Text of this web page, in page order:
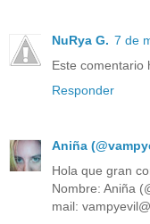
NuRya G. 7 de
Este comentario
Responder
Aniña
Hola que gran
Nombre: Aniña
mail: